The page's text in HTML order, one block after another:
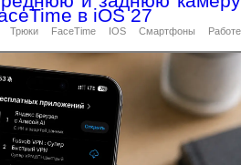
в iOS 27
Трюки FaceTime IOS Смартфоны
Работе